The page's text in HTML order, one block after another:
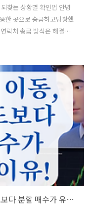
찾는 상황별 확인법 안녕
한 곳으로 송금하고당황했
락처 송금 방식은 해결법
요합니다. 오늘은 상황별
처 송금의 근본적 차이 🤔
처 송금(카카오/토스) 취소
도 활용 🔍송금 사고를
❓ 그럼 먼저, 내가 이용한
까요?1. 계좌 이체..
일반 계좌 주식 ISA 이동, 전량 매도보다 분할 매수가 유리한 이유